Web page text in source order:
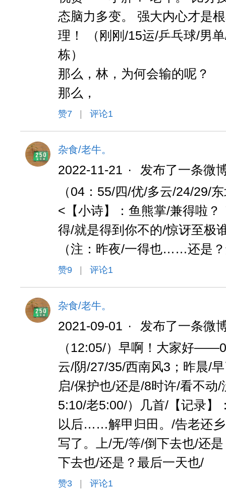
态脑力多变。 强大内心才是
理！ （刚刚/15运/乒乓球/男
栋）
那么，林，为何会输的呢？
那么，
赞7 评论1
杂食/老牛。
2022-11-21 ·
发布了一条微
（04：55/四/优/多云/24/29/
<【小诗】：鱼熊掌/兼得啦
得/就是得到你不的/惊讶至极
（注：昨夜/一得也……还是
赞9 评论1
杂食/老牛。
2021-09-01 ·
发布了一条微
（12:05/）早啊！大家好
云/阴/27/35/西南风3；昨晨/
启/保护也/还是/8时许/看不动
5:10/老5:00/）几首/【记录】
以后……解甲归田。/告老还
写了。上/无/等/倒下去也/还
下去也/还是？最后一天也/
赞3 评论1